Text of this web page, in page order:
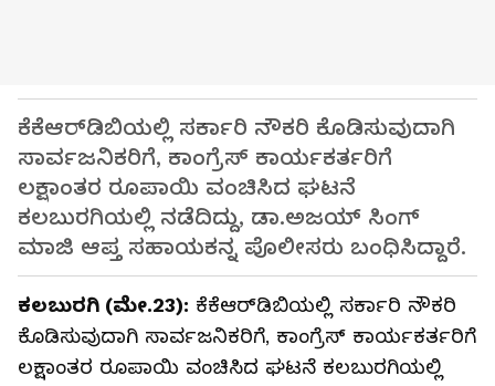
ಕೆಕೆಆರ್‌ಡಿಬಿಯಲ್ಲಿ ಸರ್ಕಾರಿ ನೌಕರಿ ಕೊಡಿಸುವುದಾಗಿ
ಸಾರ್ವಜನಿಕರಿಗೆ, ಕಾಂಗ್ರೆಸ್ ಕಾರ್ಯಕರ್ತರಿಗೆ
ಲಕ್ಷಾಂತರ ರೂಪಾಯಿ ವಂಚಿಸಿದ ಘಟನೆ
ಕಲಬುರಗಿಯಲ್ಲಿ ನಡೆದಿದ್ದು, ಡಾ.ಅಜಯ್‌ ಸಿಂಗ್
ಮಾಜಿ ಆಪ್ತ ಸಹಾಯಕನ್ನ ಪೊಲೀಸರು ಬಂಧಿಸಿದ್ದಾರೆ.
ಕಲಬುರಗಿ (ಮೇ.23): ಕೆಕೆಆರ್‌ಡಿಬಿಯಲ್ಲಿ ಸರ್ಕಾರಿ ನೌಕರಿ
ಕೊಡಿಸುವುದಾಗಿ ಸಾರ್ವಜನಿಕರಿಗೆ, ಕಾಂಗ್ರೆಸ್ ಕಾರ್ಯಕರ್ತರಿಗೆ
ಲಕ್ಷಾಂತರ ರೂಪಾಯಿ ವಂಚಿಸಿದ ಘಟನೆ ಕಲಬುರಗಿಯಲ್ಲಿ